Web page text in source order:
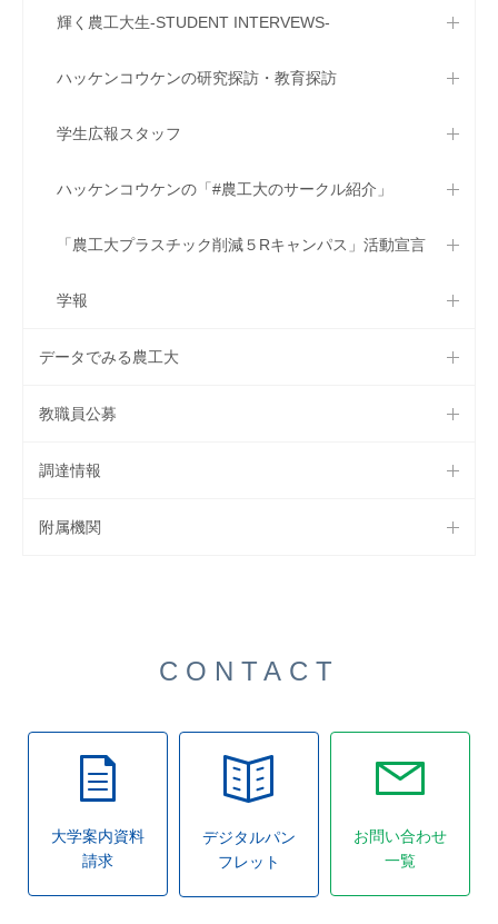
輝く農工大生-STUDENT INTERVEWS-
ハッケンコウケンの研究探訪・教育探訪
学生広報スタッフ
ハッケンコウケンの「#農工大のサークル紹介」
「農工大プラスチック削減５Rキャンパス」活動宣言
学報
データでみる農工大
教職員公募
調達情報
附属機関
CONTACT
大学案内資料
請求
デジタルパン
フレット
お問い合わせ
一覧